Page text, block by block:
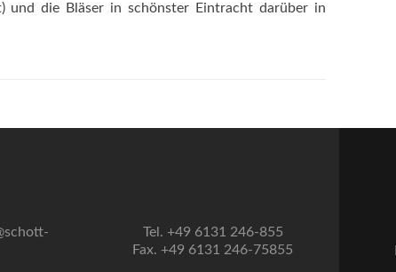
und die Bläser in schönster Eintracht darüber in
Tel. +49 6131 246-855
Fax. +49 6131 246-75855